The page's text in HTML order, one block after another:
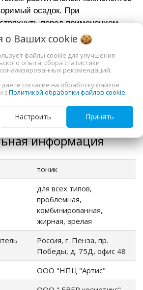
осадок. При
перед применением.
индивидуальная
+5°C до +25°C, беречь от
месяца c даты
месяца.
информация
тоник
для всех типов,
проблемная,
комбинированная,
жирная, зрелая
Россия, г. Пенза, пр.
Победы, д. 75Д, офис 48
ООО "НПЦ "Артис"
о Ваших cookie
файлы cookie для улучшения
опыта, сбора статистики
рекомендаций.
согласие на обработку файлов
сПолитикой обработки файлов cookie.
Настроить Принять